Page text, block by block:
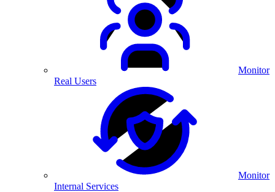
Monitor
Real Users
Monitor
Internal Services